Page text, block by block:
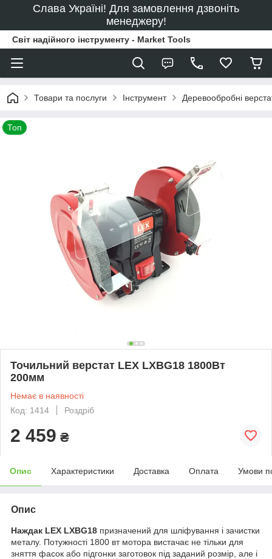
Слава Україні! Для замовлення дзвоніть
менеджеру!
Світ надійного інструменту - Market Tools
Товари та послуги Інструмент Деревообробні
Топ
Точильний верстат LEX LXBG18 1800Вт
200мм
Немає в наявності
Код: 1414
Роздріб
2 459 ₴
Опис Характеристики Доставка Оплата Умови
Опис
Наждак LEX LXBG18 призначений для шліфування і зачистки
металу. Потужності 1800 вт мотора вистачає не тільки для
зняття фасок або підгонки заготовок під заданий розмір, але і